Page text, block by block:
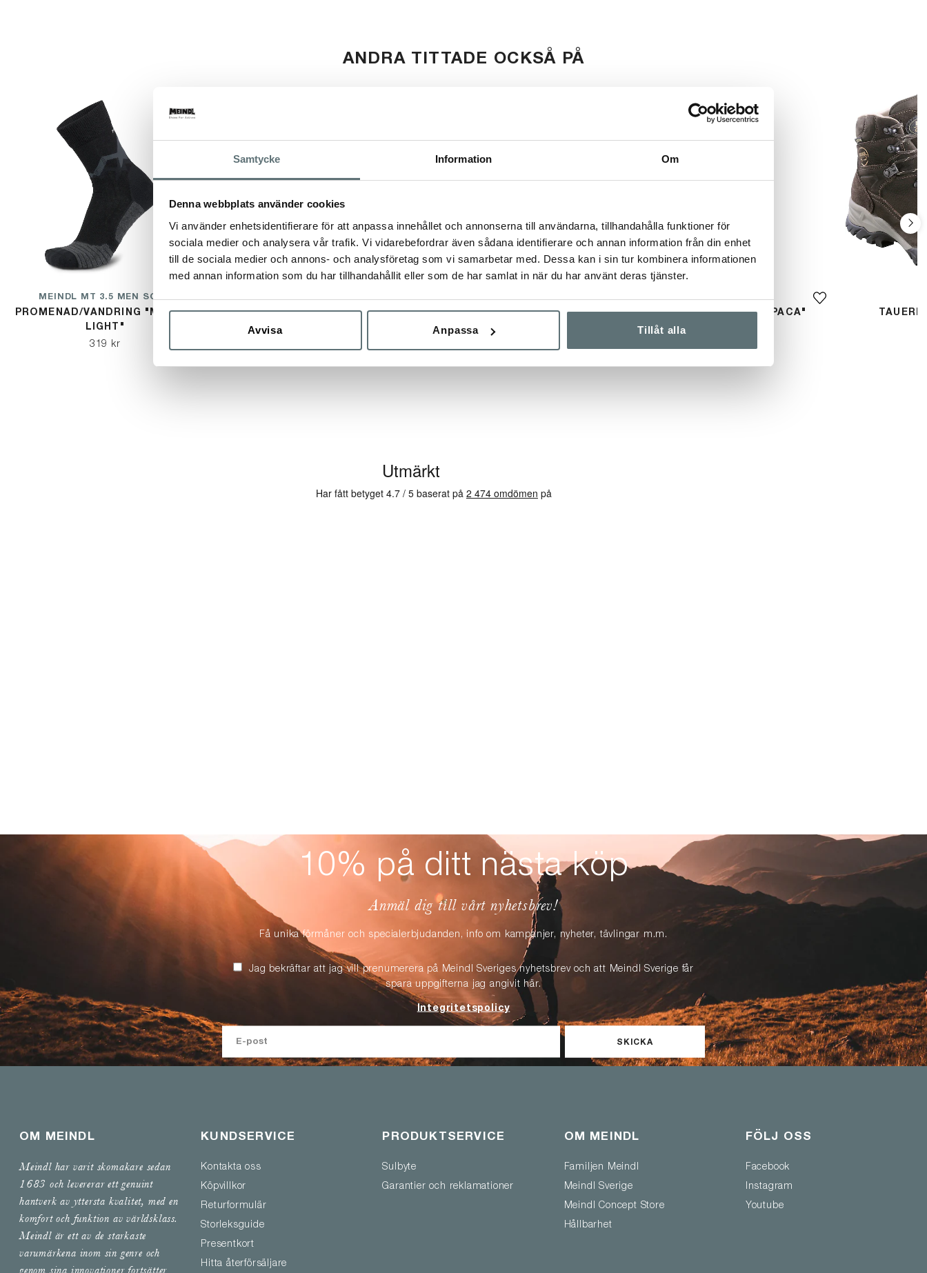
Samtycke Information Om
Denna webbplats använder cookies
Vi använder enhetsidentifierare för att anpassa innehållet och annonserna till användarna, tillhandahålla funktioner för
sociala medier och analysera vår trafik. Vi vidarebefordrar även sådana identifierare och annan information från din enhet
till de sociala medier och annons- och analysföretag som vi samarbetar med. Dessa kan i sin tur kombinera informationen
med annan information som du har tillhandahållit eller som de har samlat in när du har använt deras tjänster.
Avvisa Anpassa Tillåt alla
ANDRA TITTADE OCKSÅ PÅ
MEINDL MT 3.5 MEN SOCK
PROMENAD/VANDRING "MERINO
LIGHT"
319 kr
MEINDL MT 3.5 LADY SOCK
PROMENAD/VANDRING "MERINO
LIGHT" DAM
MEINDL MT 3.5 MEN SOCK
PROMENAD/VANDRING "MERINO
MEINDL
MT WORK SOCK "ALPACA"
10% på ditt nästa köp
Anmäl dig till vårt nyhetsbrev!
Få unika förmåner och specialerbjudanden, info om kampanjer, nyheter, tävlingar m.m.
Jag bekräftar att jag vill prenumerera på Meindl Sveriges nyhetsbrev och att Meindl Sverige får
spara uppgifterna jag angivit här.
Integritetspolicy
SKICKA
OM MEINDL
Meindl har varit skomakare sedan
1683 och levererar ett genuint
hantverk av yttersta kvalitet, med en
komfort och funktion av världsklass.
Meindl är ett av de starkaste
varumärkena inom sin genre och
genom sina innovationer fortsätter
KUNDSERVICE
Kontakta oss
Köpvillkor
Returformulär
Storleksguide
Presentkort
Hitta återförsäljare
PRODUKTSERVICE
Sulbyte
Garantier och reklamationer
OM MEINDL
Familjen Meindl
Meindl Sverige
Meindl Concept Store
Hållbarhet
FÖLJ OSS
Facebook
Instagram
Youtube